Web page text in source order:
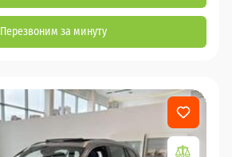
Перезвоним за минуту